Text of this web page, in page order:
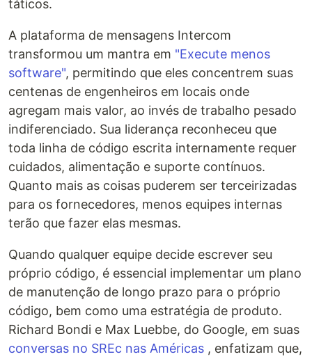
táticos.
A plataforma de mensagens Intercom
transformou um mantra em "Execute menos
software", permitindo que eles concentrem suas
centenas de engenheiros em locais onde
agregam mais valor, ao invés de trabalho pesado
indiferenciado. Sua liderança reconheceu que
toda linha de código escrita internamente requer
cuidados, alimentação e suporte contínuos.
Quanto mais as coisas puderem ser terceirizadas
para os fornecedores, menos equipes internas
terão que fazer elas mesmas.
Quando qualquer equipe decide escrever seu
próprio código, é essencial implementar um plano
de manutenção de longo prazo para o próprio
código, bem como uma estratégia de produto.
Richard Bondi e Max Luebbe, do Google, em suas
conversas no SREc nas Américas , enfatizam que,